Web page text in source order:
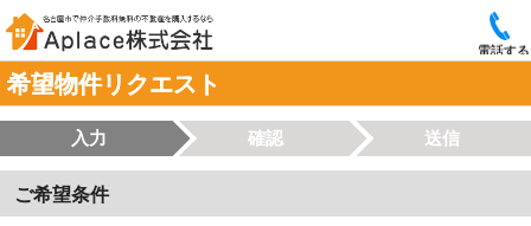
電話する
希望物件リクエスト
入力 確認 送信
ご希望条件